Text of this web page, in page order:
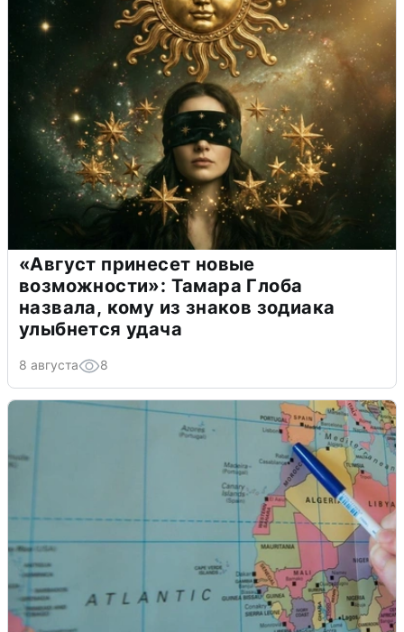
«Август принесет новые
возможности»: Тамара Глоба
назвала, кому из знаков зодиака
улыбнется удача
8 августа 8